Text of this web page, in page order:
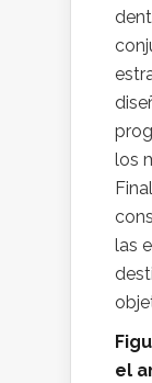
los
las
el